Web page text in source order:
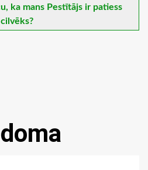
ka mans Pestītājs ir patiess
cilvēks?